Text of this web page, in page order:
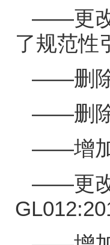
——更
了规范性
——删除
——删除
——增加
——更改